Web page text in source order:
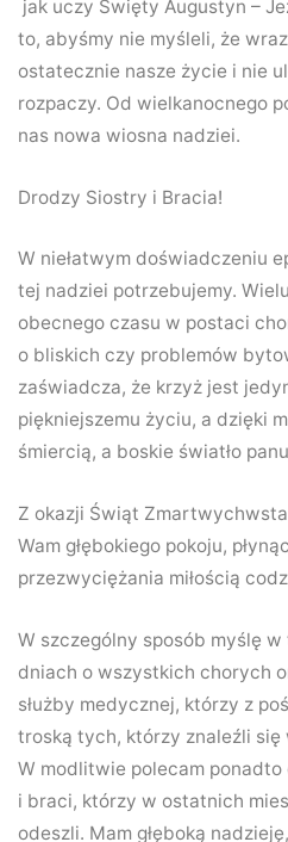
jak uczy Święty Augustyn –
to, abyśmy nie myśleli, że
ostatecznie nasze życie i nie
rozpaczy. Od wielkanocnego
nas nowa wiosna nadziei.
Drodzy Siostry i Bracia!
W niełatwym doświadczeniu
tej nadziei potrzebujemy.
obecnego czasu w postaci
o bliskich czy problemów
zaświadcza, że krzyż jest
piękniejszemu życiu, a dzięki
śmiercią, a boskie światło
Z okazji Świąt
Wam głębokiego pokoju,
przezwyciężania miłością
W szczególny sposób myślę
dniach o wszystkich chorych
służby medycznej, którzy z
troską tych, którzy znaleźli się
W modlitwie polecam
i braci, którzy w ostatnich
odeszli. Mam głęboką